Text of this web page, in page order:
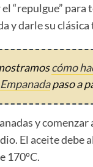
“repulgue” para
y darle su
cómo
paso a
y comenzar
El aceite debe
170ºC.